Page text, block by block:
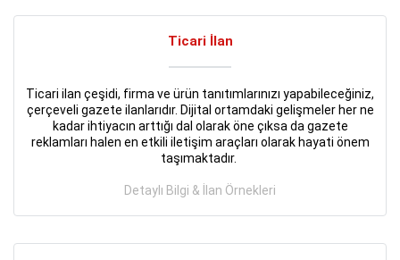
Ticari İlan
Ticari ilan çeşidi, firma ve ürün tanıtımlarınızı yapabileceğiniz,
çerçeveli gazete ilanlarıdır. Dijital ortamdaki gelişmeler her ne
kadar ihtiyacın arttığı dal olarak öne çıksa da gazete
reklamları halen en etkili iletişim araçları olarak hayati önem
taşımaktadır.
Detaylı Bilgi & İlan Örnekleri